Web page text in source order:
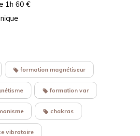
1h 60 €
formation magnétiseur
formation var
chakras
vibratoire